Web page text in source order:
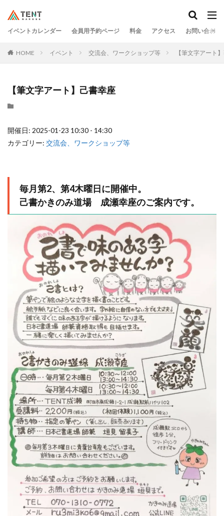
イベントカレンダー 会員用予約ページ 料金 アクセス お問い合わせ
HOME イベント 交流会、ワークショップ等 【筆文字アート
【筆文字アート】己書幸座
開催日: 2025-01-23 10:30 - 14:30
カテゴリー: 交流会、ワークショップ等
毎月第2、第4木曜日に開催中。
己書かきのみ道場 成瀬幸座のご案内です。